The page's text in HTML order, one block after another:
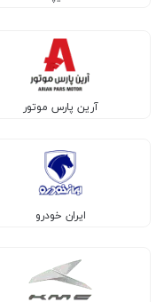
آرین پارس موتور
ایران خودرو